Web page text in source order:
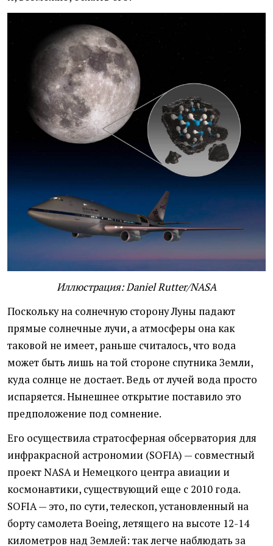
Иллюстрация: Daniel Rutter/NASA
Поскольку на солнечную сторону Луны падают
прямые солнечные лучи, а атмосферы она как
таковой не имеет, раньше считалось, что вода
может быть лишь на той стороне спутника Земли,
куда солнце не достает. Ведь от лучей вода просто
испаряется. Нынешнее открытие поставило это
предположение под сомнение.
Его осуществила стратосферная обсерватория для
инфракрасной астрономии (SOFIA) — совместный
проект NASA и Немецкого центра авиации и
космонавтики, существующий еще с 2010 года.
SOFIA — это, по сути, телескоп, установленный на
борту самолета Boeing, летящего на высоте 12-14
километров над Землей: так легче наблюдать за